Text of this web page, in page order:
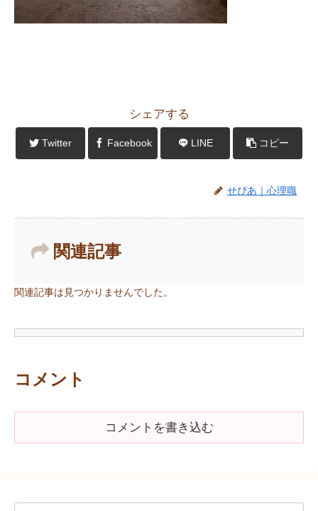
シェアする
Twitter Facebook LINE コピー
せぴあ｜心理職
関連記事
関連記事は見つかりませんでした。
コメント
コメントを書き込む